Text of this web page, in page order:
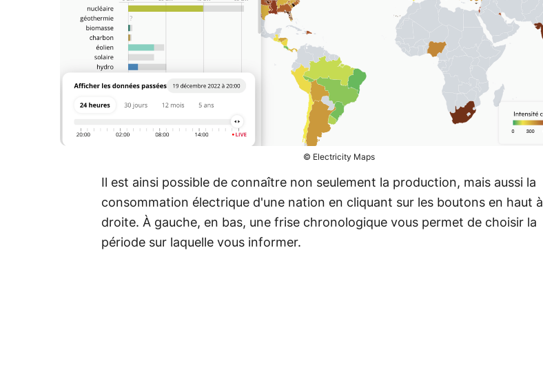
© Electricity Maps
Il est ainsi possible de connaître non seulement la production, mais aussi la
consommation électrique d'une nation en cliquant sur les boutons en haut à
droite. À gauche, en bas, une frise chronologique vous permet de choisir la
période sur laquelle vous informer.